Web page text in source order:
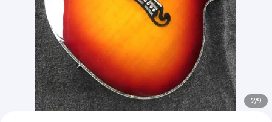
2/9